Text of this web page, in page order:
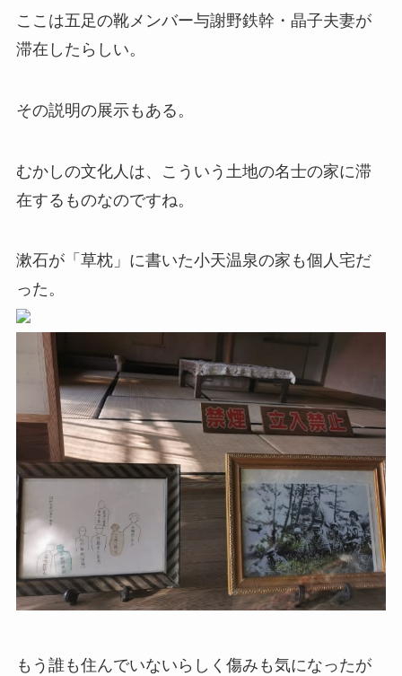
ここは五足の靴メンバー与謝野鉄幹・晶子夫妻が
滞在したらしい。
その説明の展示もある。
むかしの文化人は、こういう土地の名士の家に滞
在するものなのですね。
漱石が「草枕」に書いた小天温泉の家も個人宅だ
った。
もう誰も住んでいないらしく傷みも気になったが